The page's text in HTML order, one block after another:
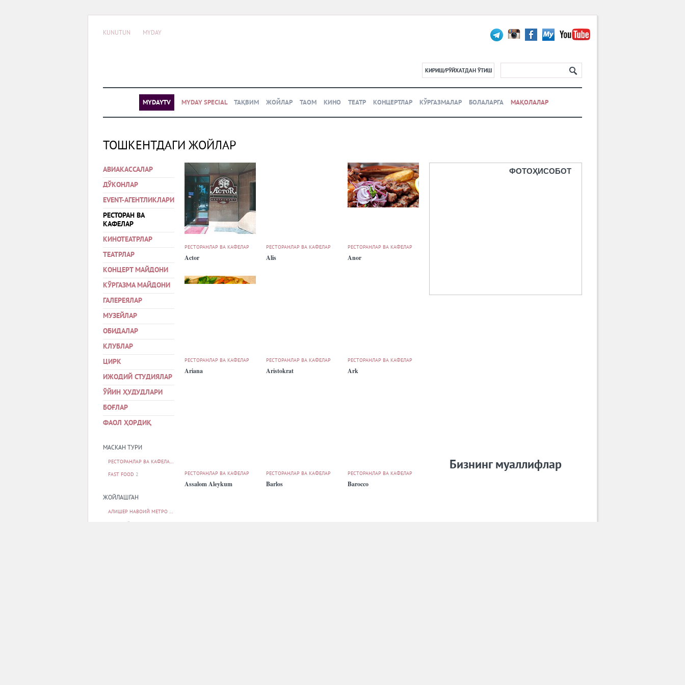
KUNUTUN MYDAY
КИРИШ/РЎЙХАТДАН ЎТИШ
MYDAYTV MYDAY SPECIAL ТАҚВИМ ЖОЙЛАР ТАОМ КИНО ТЕАТР КОНЦЕРТЛАР КЎРГАЗМАЛАР БОЛАЛАРГА МАҚОЛАЛАР
ТОШКЕНТДАГИ ЖОЙЛАР
АВИАКАССАЛАР
ДЎКОНЛАР
EVENT-АГЕНТЛИКЛАРИ
РЕСТОРАН ВА
КАФЕЛАР
КИНОТЕАТРЛАР
ТЕАТРЛАР
КОНЦЕРТ МАЙДОНИ
КЎРГАЗМА МАЙДОНИ
ГАЛЕРЕЯЛАР
МУЗЕЙЛАР
ОБИДАЛАР
КЛУБЛАР
ЦИРК
ИЖОДИЙ СТУДИЯЛАР
ЎЙИН ҲУДУДЛАРИ
БОҒЛАР
ФАОЛ ҲОРДИҚ
МАСКАН ТУРИ
РЕСТОРАНЛАР ВА КАФЕЛАР
FAST FOOD 2
ЖОЙЛАШГАН
АЛИШЕР НАВОИЙ МЕТРО БЕКАТИ
РЕСТОРАНЛАР ВА КАФЕЛАР
Actor
РЕСТОРАНЛАР ВА КАФЕЛАР
Alis
РЕСТОРАНЛАР ВА КАФЕЛАР
Anor
РЕСТОРАНЛАР ВА КАФЕЛАР
Ariana
РЕСТОРАНЛАР ВА КАФЕЛАР
Aristokrat
РЕСТОРАНЛАР ВА КАФЕЛАР
Ark
РЕСТОРАНЛАР ВА КАФЕЛАР
Assalom Aleykum
РЕСТОРАНЛАР ВА КАФЕЛАР
Barlos
РЕСТОРАНЛАР ВА КАФЕЛАР
Barocco
ФОТОҲИСОБОТ
Бизнинг муаллифлар